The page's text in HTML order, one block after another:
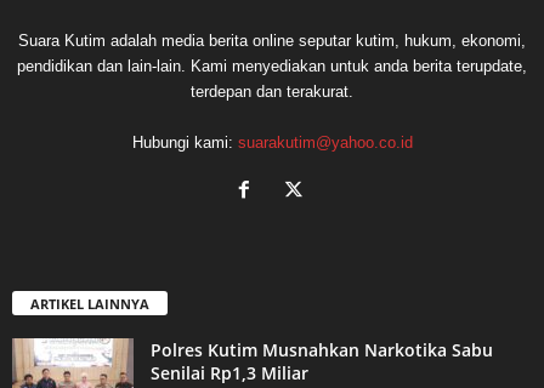
Suara Kutim adalah media berita online seputar kutim, hukum, ekonomi,
pendidikan dan lain-lain. Kami menyediakan untuk anda berita terupdate,
terdepan dan terakurat.
Hubungi kami: suarakutim@yahoo.co.id
ARTIKEL LAINNYA
Polres Kutim Musnahkan Narkotika Sabu
Senilai Rp1,3 Miliar